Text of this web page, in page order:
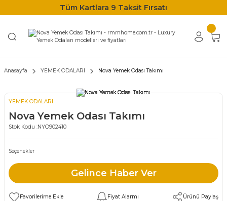
Tüm Kartlara 9 Taksit Fırsatı
Anasayfa YEMEK ODALARI Nova Yemek Odası Takımı
YEMEK ODALARI
Nova Yemek Odası Takımı
Stok Kodu :NYO902410
Seçenekler
Gelince Haber Ver
Fiyat Alarmı Ürünü Paylaş